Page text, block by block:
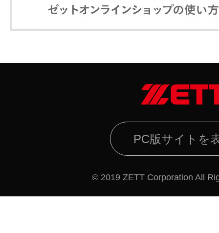
PC版サイトを
© 2019 ZETT Corporation All